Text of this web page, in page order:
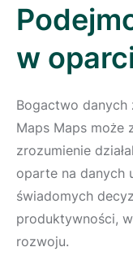
w
Bogactwo danych
Maps Maps może
zrozumienie
oparte na danych
świadomych
produktywności,
rozwoju.